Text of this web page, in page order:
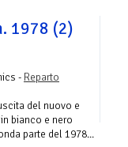
1978 (2)
- Reparto
del nuovo e
bianco e nero
parte del 1978...